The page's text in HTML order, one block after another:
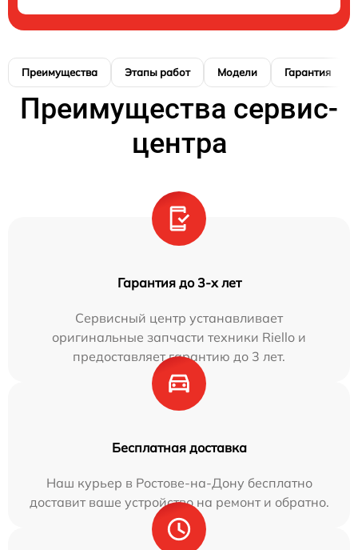
Преимущества Этапы работ Модели Гарантия
Преимущества сервис-
центра
Гарантия до 3-х лет
Сервисный центр устанавливает
оригинальные запчасти техники Riello и
предоставляет гарантию до 3 лет.
Бесплатная доставка
Наш курьер в Ростове-на-Дону бесплатно
доставит ваше устройство на ремонт и обратно.